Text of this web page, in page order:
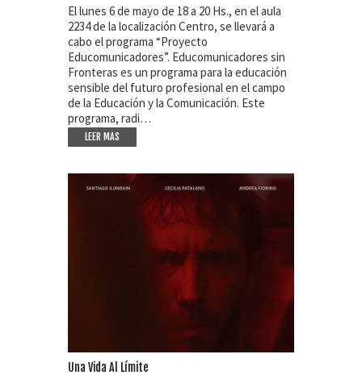
El lunes 6 de mayo de 18 a 20 Hs., en el aula
2234 de la localización Centro, se llevará a
cabo el programa “Proyecto
Educomunicadores”. Educomunicadores sin
Fronteras es un programa para la educación
sensible del futuro profesional en el campo
de la Educación y la Comunicación. Este
programa, radi…
LEER MAS
Una Vida Al Límite